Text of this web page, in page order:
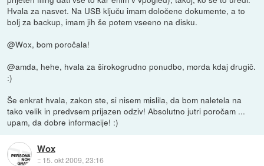
Hvala za nasvet. Na USB ključu imam določene dokumente, a to
bolj za backup, imam jih še potem vseeno na disku.
@Wox, bom poročala!
@amda, hehe, hvala za širokogrudno ponudbo, morda kdaj drugič.
:)
Še enkrat hvala, zakon ste, si nisem mislila, da bom naletela na
tako velik in predvsem prijazen odziv! Absolutno jutri poročam ...
upam, da dobre informacije! :)
Wox
:: 15. okt 2009, 23:16